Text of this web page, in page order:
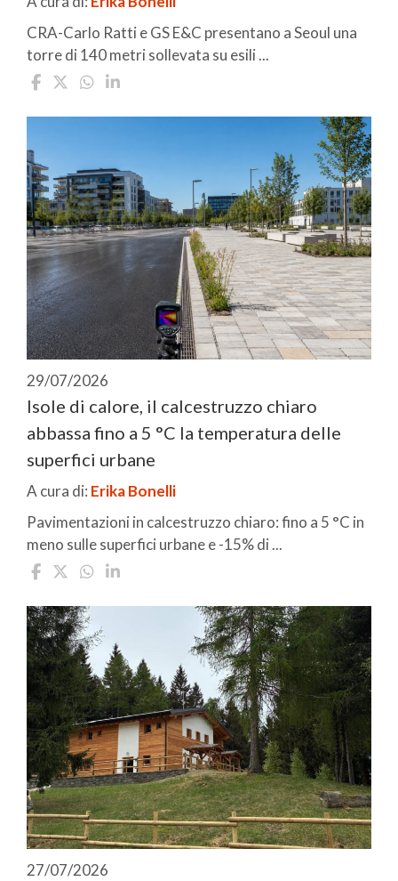
CRA-Carlo Ratti e GS E&C presentano a Seoul una
torre di 140 metri sollevata su esili ...
29/07/2026
Isole di calore, il calcestruzzo chiaro
abbassa fino a 5 °C la temperatura delle
superfici urbane
A cura di: Erika Bonelli
Pavimentazioni in calcestruzzo chiaro: fino a 5 °C in
meno sulle superfici urbane e -15% di ...
27/07/2026